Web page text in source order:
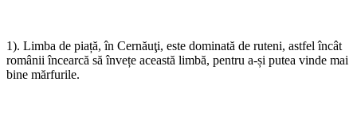
1). Limba de piață, în Cernăuţi, este dominată de ruteni, astfel încât
românii încearcă să învețe această limbă, pentru a-și putea vinde mai
bine mărfurile.